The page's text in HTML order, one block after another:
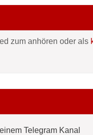
zum anhören oder als
Telegram Kanal